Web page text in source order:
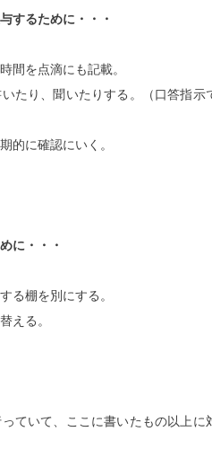
するために・・・
間を点滴にも記載。
たり、聞いたりする。（口答指示
的に確認にいく。
に・・・
る棚を別にする。
える。
ていて、ここに書いたもの以上に